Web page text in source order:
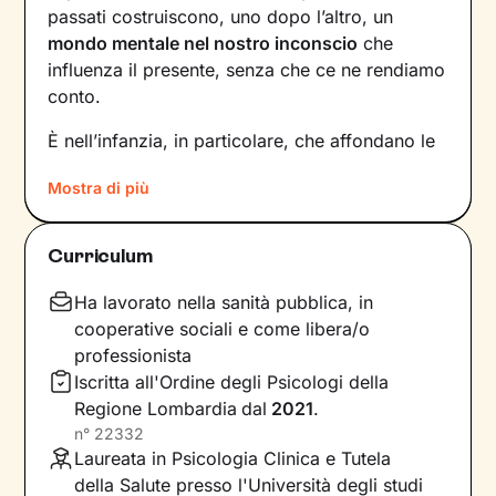
passati costruiscono, uno dopo l’altro, un
mondo mentale nel nostro inconscio che
influenza il presente, senza che ce ne rendiamo
conto.
È nell’infanzia, in particolare, che affondano le
e agire: leesperienze vissute in famiglia
infatti, vengono apprese, memorizzate e
riproposte nelle relazioni successive.
che in età adulta si attivano in maniera
automatica - è la chiave per innescare il
cambiamento.
Conoscere noi stessi significaportare alla luce
ciò che per tanto tempo è rimasto dietro le
quinte: raggiungere questo tipo di
consapevolezza è il primo passo necessario
Mostra di più
Curriculum
Ha lavorato nella sanità pubblica, in
cooperative sociali e come libera/o
professionista
Iscritta all'Ordine degli Psicologi della
Regione Lombardia dal 2021.
n° 22332
Laureata in Psicologia Clinica e Tutela
della Salute presso l'Università degli studi